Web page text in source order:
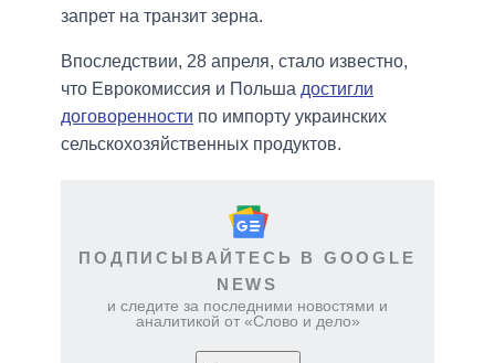
запрет на транзит зерна.
Впоследствии, 28 апреля, стало известно,
что Еврокомиссия и Польша достигли
договоренности по импорту украинских
сельскохозяйственных продуктов.
ПОДПИСЫВАЙТЕСЬ В GOOGLE
NEWS
и следите за последними новостями и
аналитикой от «Слово и дело»